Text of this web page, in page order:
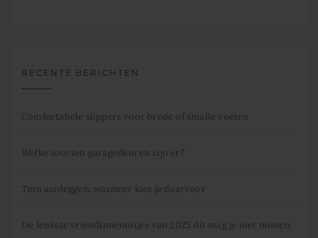
RECENTE BERICHTEN
Comfortabele slippers voor brede of smalle voeten
Welke soorten garagedeuren zijn er?
Tuin aanleggen: wanneer kies je daarvoor
De leukste vriendinnenuitjes van 2025 dit mag je niet missen.